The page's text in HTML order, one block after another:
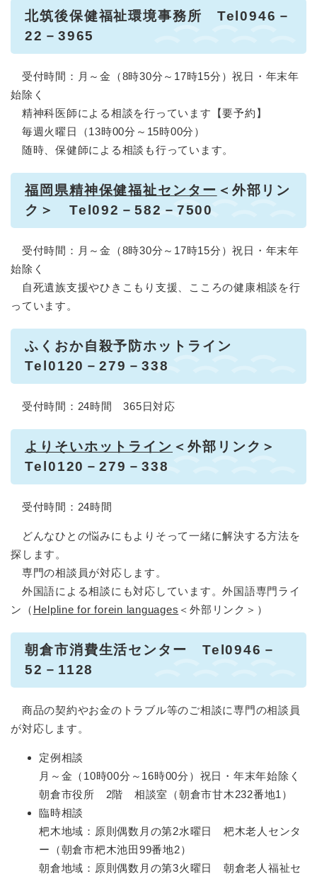
北筑後保健福祉環境事務所 Tel0946－
22－3965
受付時間：月～金（8時30分～17時15分）祝日・年末年
始除く
精神科医師による相談を行っています【要予約】
毎週火曜日（13時00分～15時00分）
随時、保健師による相談も行っています。
福岡県精神保健福祉センター ＜外部リン
ク＞
Tel092－582－7500
受付時間：月～金（8時30分～17時15分）祝日・年末年
始除く
自死遺族支援やひきこもり支援、こころの健康相談を行
っています。
ふくおか自殺予防ホットライン
Tel0120－279－338
受付時間：24時間 365日対応
よりそいホットライン ＜外部リンク＞
Tel0120－279－338
受付時間：24時間
どんなひとの悩みにもよりそって一緒に解決する方法を
探します。
専門の相談員が対応します。
外国語による相談にも対応しています。外国語専門ライ
ン（ Helpline for forein languages ＜外部リンク＞ ）
朝倉市消費生活センター Tel0946－
52－1128
商品の契約やお金のトラブル等のご相談に専門の相談員
が対応します。
定例相談
月～金（10時00分～16時00分）祝日・年末年始除く
朝倉市役所 2階 相談室（朝倉市甘木232番地1）
臨時相談
杷木地域：原則偶数月の第2水曜日 杷木老人センタ
ー（朝倉市杷木池田99番地2）
朝倉地域：原則偶数月の第3火曜日 朝倉老人福祉セ